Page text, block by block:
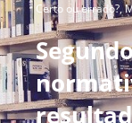
Certo ou errado?,